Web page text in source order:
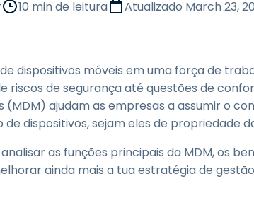
10 min de leitura Atualizado March 23,
dispositivos móveis em uma força de
riscos de segurança até questões de
(MDM) ajudam as empresas a assumir o
de dispositivos, sejam eles de propriedade
as funções principais da MDM, os
ainda mais a tua estratégia de